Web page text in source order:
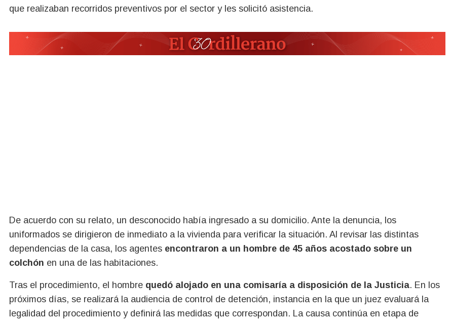
que realizaban recorridos preventivos por el sector y les solicitó asistencia.
De acuerdo con su relato, un desconocido había ingresado a su domicilio. Ante la denuncia, los
uniformados se dirigieron de inmediato a la vivienda para verificar la situación. Al revisar las distintas
dependencias de la casa, los agentes encontraron a un hombre de 45 años acostado sobre un
colchón en una de las habitaciones.
Tras el procedimiento, el hombre quedó alojado en una comisaría a disposición de la Justicia. En los
próximos días, se realizará la audiencia de control de detención, instancia en la que un juez evaluará la
legalidad del procedimiento y definirá las medidas que correspondan. La causa continúa en etapa de